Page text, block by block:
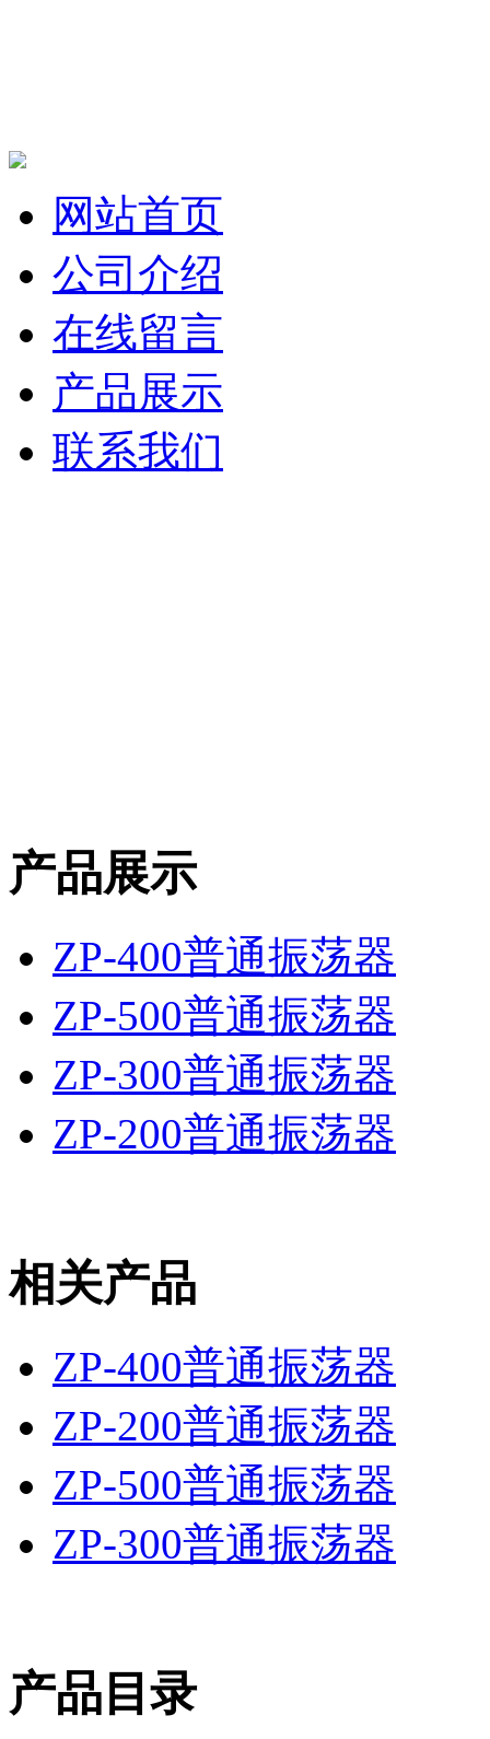
网站首页
公司介绍
在线留言
产品展示
联系我们
产品展示
ZP-400普通振荡器
ZP-500普通振荡器
ZP-300普通振荡器
ZP-200普通振荡器
相关产品
ZP-400普通振荡器
ZP-200普通振荡器
ZP-500普通振荡器
ZP-300普通振荡器
产品目录